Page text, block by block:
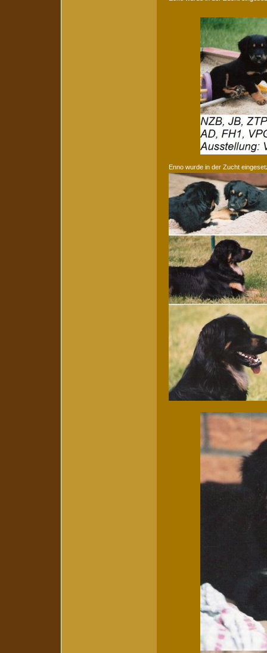
Enno wurde in der Zucht